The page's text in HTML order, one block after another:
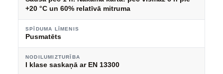
+20 °C un 60% relatīvā mitruma
SPĪDUMA LĪMENIS
Pusmatēts
NODILUMIZTURĪBA
I klase saskaņā ar EN 13300